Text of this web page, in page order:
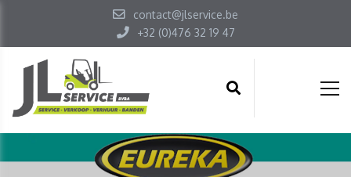
contact@jlservice.be
+32 (0)476 32 19 47